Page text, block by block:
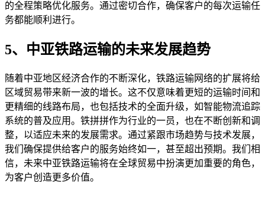
的全程策略优化服务。通过密切合作，确保客户的每次运输任
务都能顺利进行。
5、中亚铁路运输的未来发展趋势
随着中亚地区经济合作的不断深化，铁路运输网络的扩展将给
区域贸易带来新一波的增长。这不仅意味着更短的运输时间和
更精细的线路布局，也包括技术的全面升级，如智能物流追踪
系统的普及应用。铁拼拼作为行业的一员，也在不断创新和调
整，以适应未来的发展需求。通过紧跟市场趋势与技术发展，
我们确保提供给客户的服务始终如一，甚至超出预期。我们相
信，未来中亚铁路运输将在全球贸易中扮演更加重要的角色，
为客户创造更多价值。